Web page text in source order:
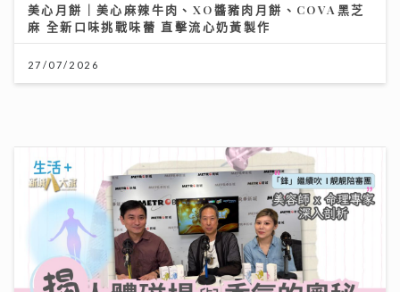
美心月餅｜美心麻辣牛肉、XO醬豬肉月餅、COVA黑芝
麻 全新口味挑戰味蕾 直擊流心奶黃製作
27/07/2026